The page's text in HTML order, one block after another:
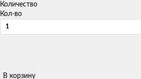
Количество
Кол-во
В корзину